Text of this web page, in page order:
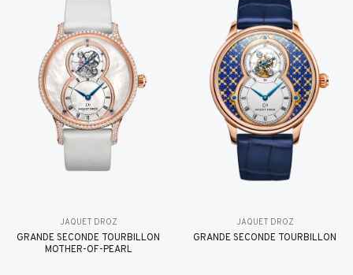
JAQUET DROZ
GRANDE SECONDE TOURBILLON
MOTHER-OF-PEARL
JAQUET DROZ
GRANDE SECONDE TOURBILLON